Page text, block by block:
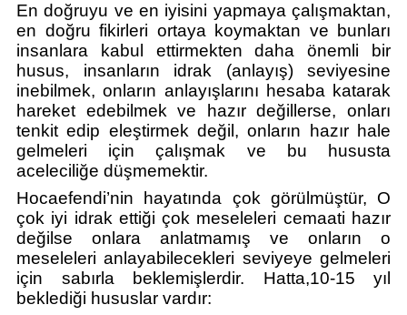
En doğruyu ve en iyisini yapmaya çalışmaktan,
en doğru fikirleri ortaya koymaktan ve bunları
insanlara kabul ettirmekten daha önemli bir
husus, insanların idrak (anlayış) seviyesine
inebilmek, onların anlayışlarını hesaba katarak
hareket edebilmek ve hazır değillerse, onları
tenkit edip eleştirmek değil, onların hazır hale
gelmeleri için çalışmak ve bu hususta
aceleciliğe düşmemektir.
Hocaefendi’nin hayatında çok görülmüştür, O
çok iyi idrak ettiği çok meseleleri cemaati hazır
değilse onlara anlatmamış ve onların o
meseleleri anlayabilecekleri seviyeye gelmeleri
için sabırla beklemişlerdir. Hatta,10-15 yıl
beklediği hususlar vardır: